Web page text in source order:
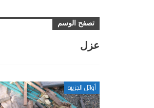
تصفح الوسم
عزل
أوائل الجزيره